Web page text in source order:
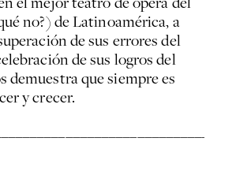
no?) de Latinoamérica, a
de sus errores del
de sus logros del
demuestra que siempre es
y crecer.